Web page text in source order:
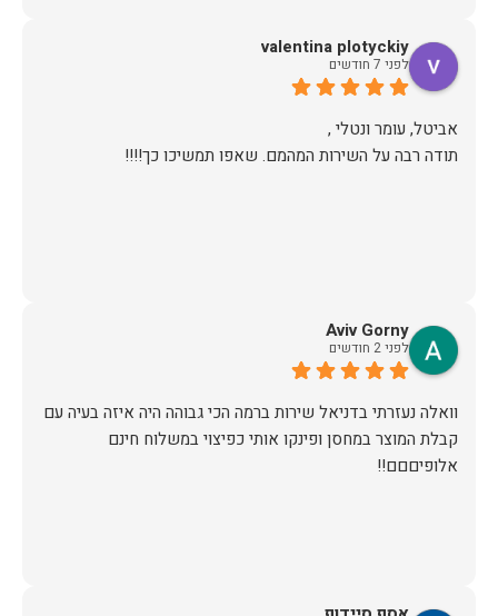
valentina plotyckiy
לפני 7 חודשים
תודה רבה על השירות המהמם. שאפו תמשיכו כך!!!!
Aviv Gorny
לפני 2 חודשים
וואלה נעזרתי בדניאל שירות ברמה הכי גבוהה היה איזה בעיה עם
קבלת המוצר במחסן ופינקו אותי כפיצוי במשלוח חינם
אלופיםםם!!